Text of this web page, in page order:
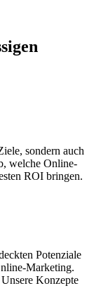
sondern auch
welche Online-
ROI bringen.
Potenziale
Marketing.
Konzepte